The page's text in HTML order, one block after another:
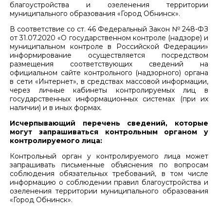
благоустройства и озеленения территории
муниципального образования «Город Обнинск».
В соответствие со ст. 46 Федеральный Закон № 248-ФЗ
от 31.07.2020 «О государственном контроле (надзоре) и
муниципальном контроле в Российской Федерации»
информирование осуществляется посредством
размещения соответствующих сведений на
официальном сайте контрольного (надзорного) органа
в сети «Интернет», в средствах массовой информации,
через личные кабинеты контролируемых лиц в
государственных информационных системах (при их
наличии) и в иных формах.
Исчерпывающий перечень сведений, которые
могут запрашиваться контрольным органом у
контролируемого лица:
Контрольный орган у контролируемого лица может
запрашивать письменные объяснения по вопросам
соблюдения обязательных требований, в том числе
информацию о соблюдении правил благоустройства и
озеленения территории муниципального образования
«Город Обнинск».